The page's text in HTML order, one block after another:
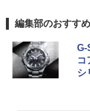
編集部のおすす
G-
コ
シ